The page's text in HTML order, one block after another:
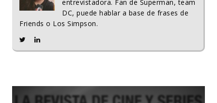
entrevistadora. Fan de Superman, team
DC, puede hablar a base de frases de
Friends o Los Simpson.